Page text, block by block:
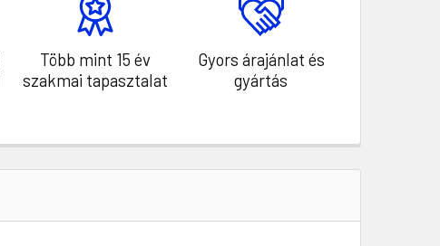
Több mint 15 év
szakmai tapasztalat
Gyors árajánlat és
gyártás